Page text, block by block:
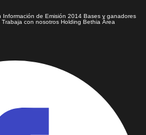
Información de Emisión 2014 Bases y ganadores
Trabaja con nosotros Holding Bethia Área